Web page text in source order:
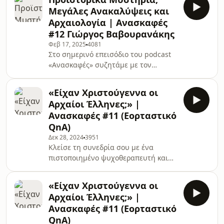
των Ανακτόρων στην Ανατολική
Μεσόγειο και οι διεργασίες που
παρατηρούνται κατά την Ύστερη
Εποχή του Χαλκού στην περιοχή!«Ο
Κωνσταντίνος Κοπανιάς είναι
πτυχιούχος Αρχαιολογίας του
Τμήματος Ιστορίας και Αρχαιολογίας
του Εθνικού και Καποδιστριακού
Πανεπιστημίου Αθηνών
Μεγάλες Ανακαλύψεις και
Αρχαιολογία | Ανασκαφές
#12 Γιώργος Βαβουρανάκης
Φεβ 17, 2025 4081
Στο σημερινό επεισόδιο του podcast
«Ανασκαφές» συζητάμε με τον
την Ελληνική Προϊστορία, τις μεγάλες
ανακαλύψεις, τα άλυτα μυστήρια και
την επιστήμη της Αρχαιολογίας!--------
---------------------------------------------------
---------------------------------------------------
---------Ο Γιώργος Βαβουρανάκης
σπούδασε αρχαιολογία και
«Είχαν Χριστούγεννα οι
Αρχαίοι Έλληνες;» |
Ανασκαφές #11 (Εορταστικό
QnA)
Δεκ 28, 20243951
Κλείσε τη συνεδρία σου με ένα
πιστοποιημένο ψυχοθεραπευτή και
χαμηλότερη τιμή μέσα από το app
της Hiwell: https://hiwell.app/the-
mythologist1----------------------------------
---------------------------------------------------
«Είχαν Χριστούγεννα οι
Αρχαίοι Έλληνες;» |
Ανασκαφές #11 (Εορταστικό
QnA)